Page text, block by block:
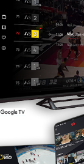
januara